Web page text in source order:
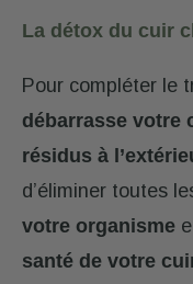
La détox du cuir
Pour compléter le
débarrasse votre
résidus à
d’éliminer toutes
votre organisme
santé de votre